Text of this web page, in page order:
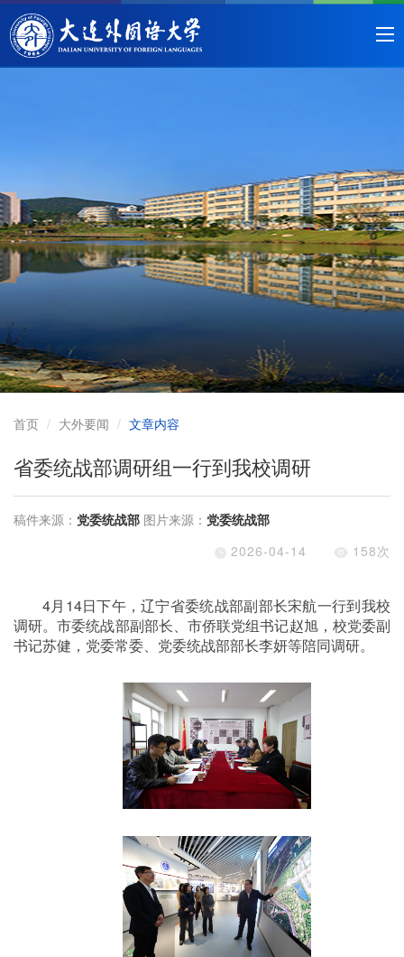
首页 大外要闻 文章内容
省委统战部调研组一行到我校调研
稿件来源： 党委统战部 图片来源： 党委统战部
2026-04-14
158次
4月 14日下午，辽宁省委统战部副部长宋航一行到我校
调研。市委统战部副部长、市侨联党组书记赵旭，校党委副
书记苏健，党委常委、党委统战部部长李妍等陪同调研。